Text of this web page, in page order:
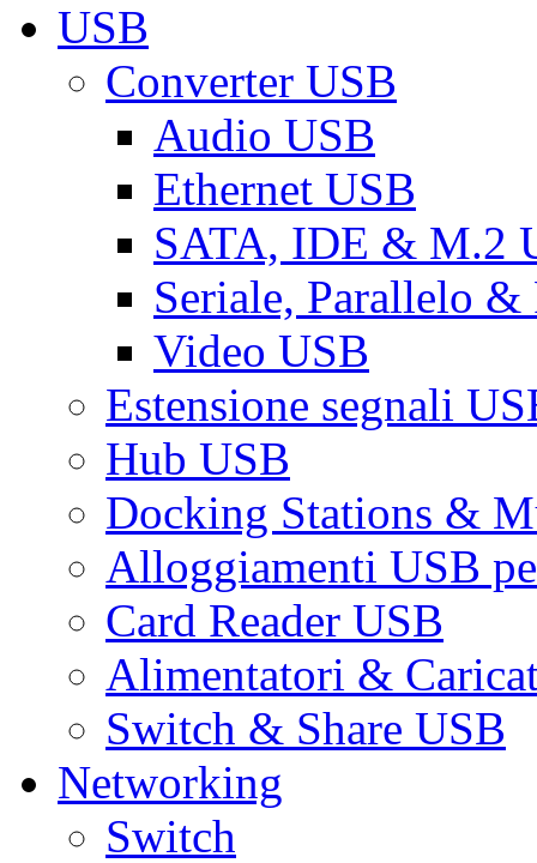
USB
Converter USB
Audio USB
Ethernet USB
SATA, IDE & M.2
Seriale, Parallelo &
Video USB
Estensione segnali
Hub USB
Docking Stations &
Alloggiamenti USB
Card Reader USB
Alimentatori &
Switch & Share USB
Networking
Switch